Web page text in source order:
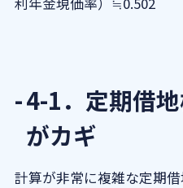
4-1．定期借
がカギ
計算が非常に複雑な定期